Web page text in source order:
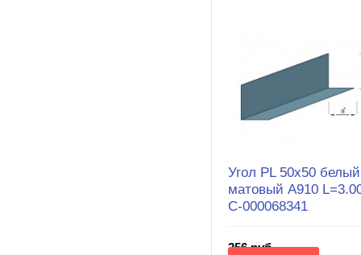
Угол PL 50х50 белый
матовый A910
С-000068341
256 руб.